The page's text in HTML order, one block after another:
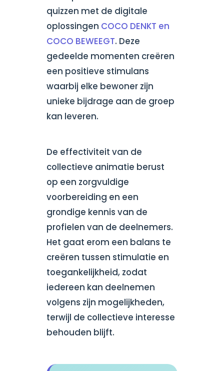
quizzen met de digitale
oplossingen COCO DENKT en
COCO BEWEEGT. Deze
gedeelde momenten creëren
een positieve stimulans
waarbij elke bewoner zijn
unieke bijdrage aan de groep
kan leveren.
De effectiviteit van de
collectieve animatie berust
op een zorgvuldige
voorbereiding en een
grondige kennis van de
profielen van de deelnemers.
Het gaat erom een balans te
creëren tussen stimulatie en
toegankelijkheid, zodat
iedereen kan deelnemen
volgens zijn mogelijkheden,
terwijl de collectieve interesse
behouden blijft.